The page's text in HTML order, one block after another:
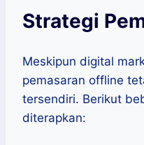
Strategi
Meskipun digital
pemasaran offline
tersendiri. Berikut
diterapkan: